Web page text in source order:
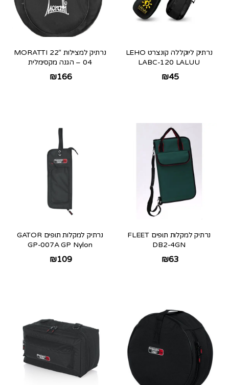
נרתיק ליוקללה קונצרט LEHO
LABC-120 LALUU
₪45
נרתיק למצילות “22 MORATTI
04 – הגנה מקסימלית
₪166
נרתיק למקלות תופים FLEET
DB2-4GN
₪63
נרתיק למקלות תופים GATOR
GP-007A GP Nylon
₪109